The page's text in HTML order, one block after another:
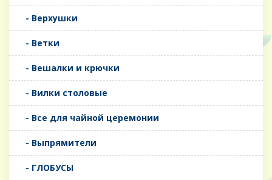
- Верхушки
- Ветки
- Вешалки и крючки
- Вилки столовые
- Все для чайной церемонии
- Выпрямители
- ГЛОБУСЫ